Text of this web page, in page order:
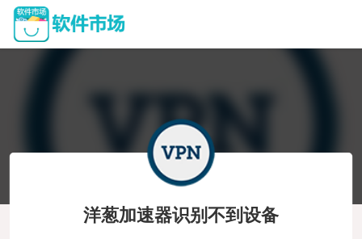
洋葱加速器识别不到设备